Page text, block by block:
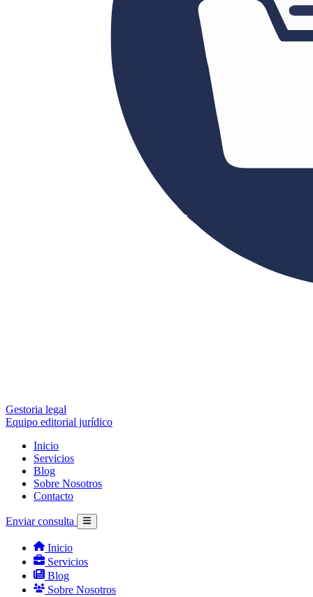
Gestoria legal
Equipo editorial jurídico
Inicio
Servicios
Blog
Sobre Nosotros
Contacto
Enviar consulta
Inicio
Servicios
Blog
Sobre Nosotros